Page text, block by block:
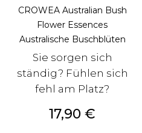
CROWEA Australian Bush
Flower Essences
Australische Buschblüten
Sie sorgen sich
ständig? Fühlen sich
fehl am Platz?
Preis
17,90 €